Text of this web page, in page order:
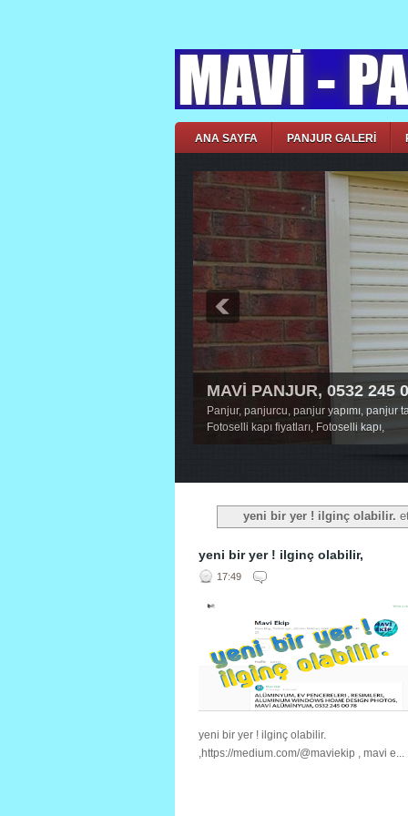
ANA SAYFA PANJUR GALERİ
MAVİ PANJUR, 0532 245
Panjur, panjurcu, panjur yapımı, panjur
Fotoselli kapı fiyatları, Fotoselli kapı,
yeni bir yer ! ilginç olabilir.
yeni bir yer ! ilginç olabilir,
17:49
yeni bir yer ! ilginç olabilir.
,https://medium.com/@maviekip , mavi e...